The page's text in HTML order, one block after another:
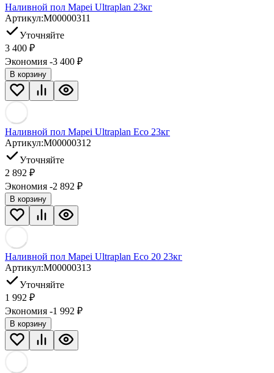
Наливной пол Mapei Ultraplan 23кг
Артикул:M00000311
Уточняйте
3 400 ₽
Экономия -3 400 ₽
В корзину
Наливной пол Mapei Ultraplan Eco 23кг
Артикул:M00000312
Уточняйте
2 892 ₽
Экономия -2 892 ₽
В корзину
Наливной пол Mapei Ultraplan Eco 20 23кг
Артикул:M00000313
Уточняйте
1 992 ₽
Экономия -1 992 ₽
В корзину